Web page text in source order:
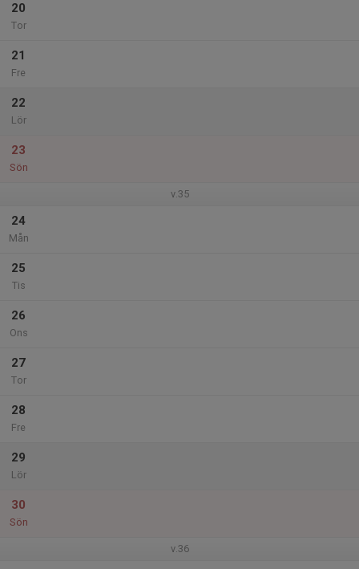
20
Tor
21
Fre
22
Lör
23
Sön
v.35
24
Mån
25
Tis
26
Ons
27
Tor
28
Fre
29
Lör
30
Sön
v.36